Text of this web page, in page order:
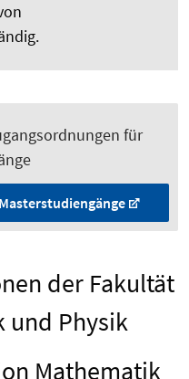
für
der Fakultät
und Physik
Mathematik